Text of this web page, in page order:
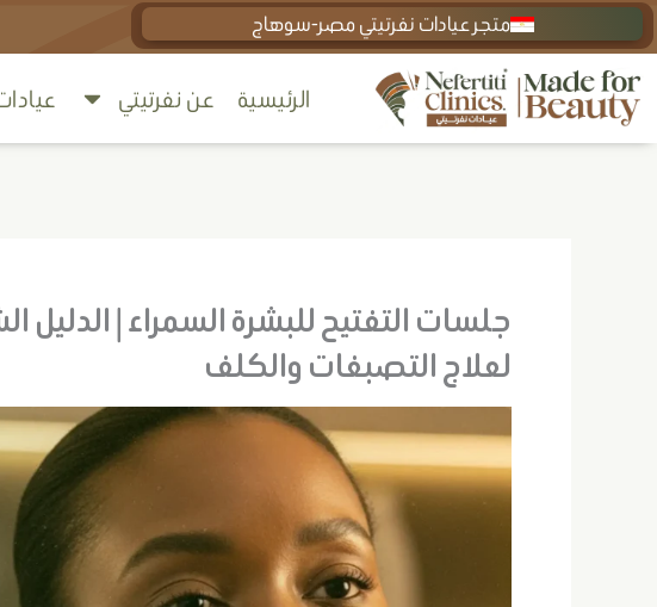
تخطي
إلى
المحتوى
متجر عيادات نفرتيتي مصر-سوهاج
الرئيسية عن نفرتيتي
جلسات التفتيح للبشرة السمراء | الدليل
لعلاج التصبغات والكلف